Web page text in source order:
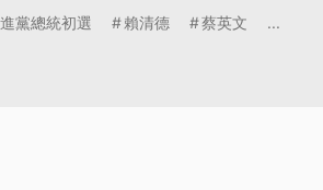
黨總統初選 賴清德 蔡英文 ...